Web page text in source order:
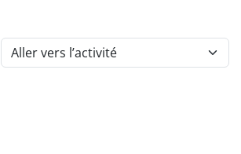
Aller vers l’activité